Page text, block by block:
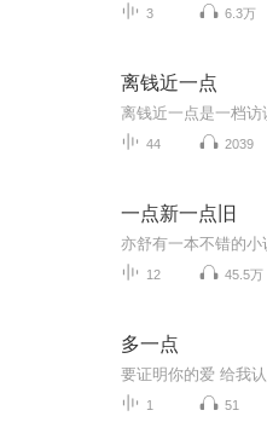
3 6.3万
离钱近一点
44 2039
一点新一点旧
12 45.5万
多一点
1 51